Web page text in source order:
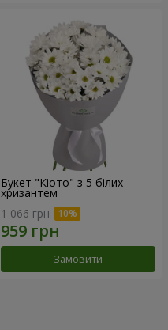
Букет "Кіото" з 5 білих
хризантем
1 066 грн
Замовити